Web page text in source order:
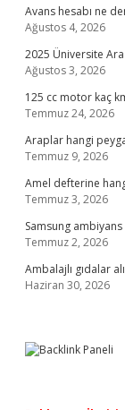
Avans hesabı ne
Ağustos 4, 2026
2025 Üniversite
Ağustos 3, 2026
125 cc motor kaç
Temmuz 24, 2026
Araplar hangi
Temmuz 9, 2026
Amel defterine
Temmuz 3, 2026
Samsung
Temmuz 2, 2026
Ambalajlı gıdalar
Haziran 30, 2026